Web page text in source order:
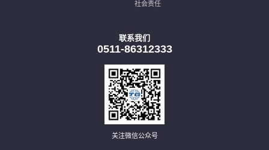
社会责任
联系我们
0511-86312333
关注微信公众号